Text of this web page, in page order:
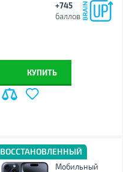
+745
баллов
КУПИТЬ
ВОССТАНОВЛЕННЫЙ
Мобильный